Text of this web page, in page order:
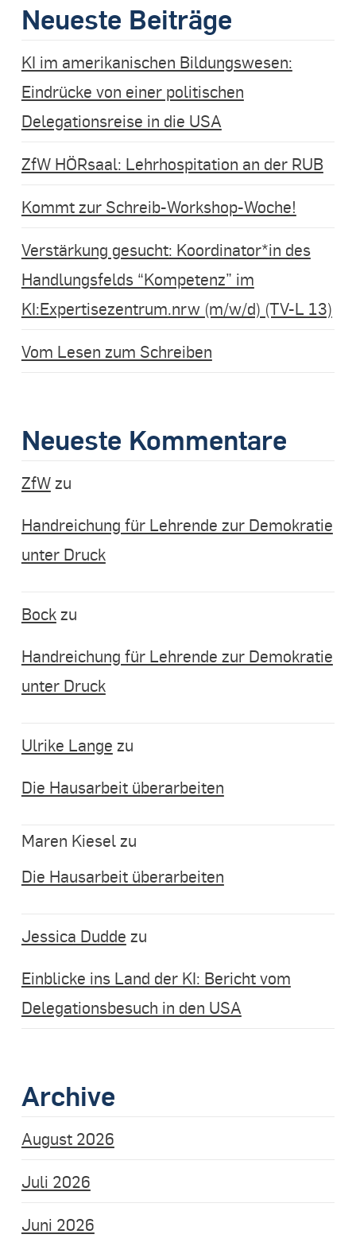
Neueste Beiträge
KI im amerikanischen Bildungswesen:
Eindrücke von einer politischen
Delegationsreise in die USA
ZfW HÖRsaal: Lehrhospitation an der RUB
Kommt zur Schreib-Workshop-Woche!
Verstärkung gesucht: Koordinator*in des
Handlungsfelds “Kompetenz” im
KI:Expertisezentrum.nrw (m/w/d) (TV-L 13)
Vom Lesen zum Schreiben
Neueste Kommentare
ZfWzu
Handreichung für Lehrende zur Demokratie
unter Druck
Bockzu
Handreichung für Lehrende zur Demokratie
unter Druck
Ulrike Lange zu
Die Hausarbeit überarbeiten
Maren Kieselzu
Die Hausarbeit überarbeiten
Jessica Dudde zu
Einblicke ins Land der KI: Bericht vom
Delegationsbesuch in den USA
Archive
August 2026
Juli 2026
Juni 2026